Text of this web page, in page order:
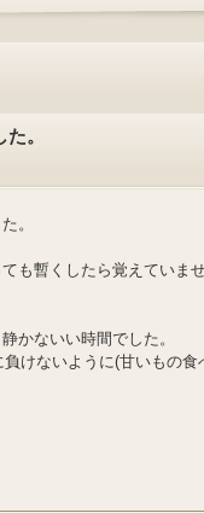
。
。
も暫くしたら覚えていま
かないい時間でした。
けないように(甘いもの